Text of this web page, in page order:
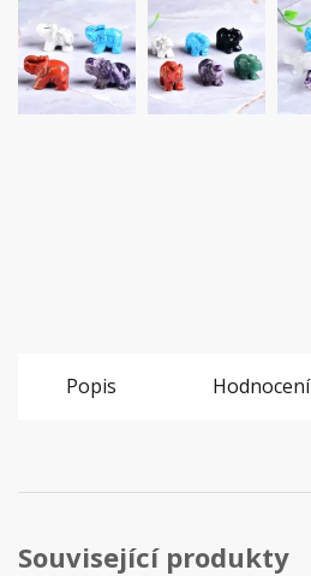
Popis Hodnocení
Související produkty